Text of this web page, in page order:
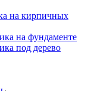
на кирпичных
на фундаменте
под дерево